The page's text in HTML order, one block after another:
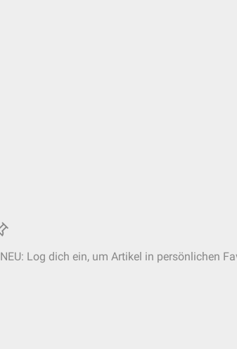
NEU: Log dich ein, um Artikel in persönlichen